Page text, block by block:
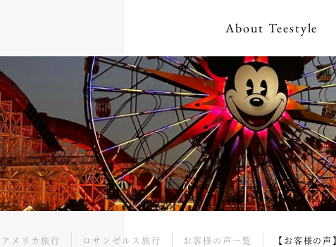
About Teestyle
アメリカ旅行 ロサンゼルス旅行 お客様の声一覧 【お客様の